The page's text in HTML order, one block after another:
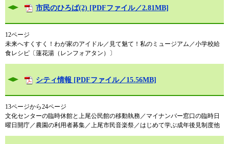
市民のひろば(2) [PDFファイル／2.81MB]
12ページ
未来へすくすく！わが家のアイドル／見て魅て！私のミュージアム／小学校給
食レシピ〔蓮花湯（レンフォアタン）〕
シティ情報 [PDFファイル／15.56MB]
13ページから24ページ
文化センターの臨時休館と上尾公民館の移動執務／マイナンバー窓口の臨時日
曜日開庁／農園の利用者募集／上尾市民音楽祭／はじめて学ぶ成年後見制度他